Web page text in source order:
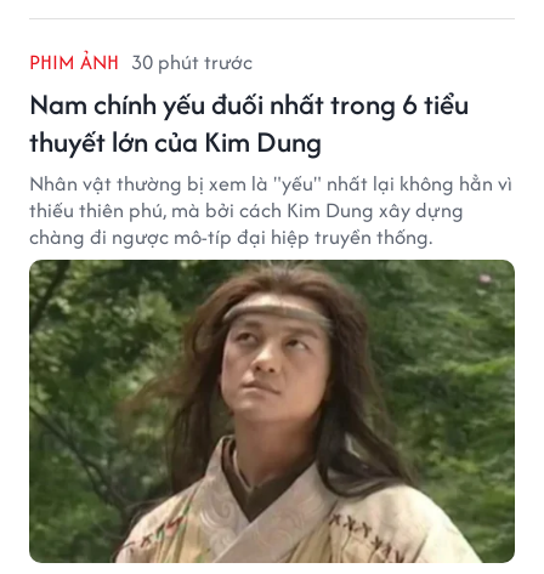
PHIM ẢNH 30 phút trước
Nam chính yếu đuối nhất trong 6 tiểu
thuyết lớn của Kim Dung
Nhân vật thường bị xem là "yếu" nhất lại không hẳn vì
thiếu thiên phú, mà bởi cách Kim Dung xây dựng
chàng đi ngược mô-típ đại hiệp truyền thống.